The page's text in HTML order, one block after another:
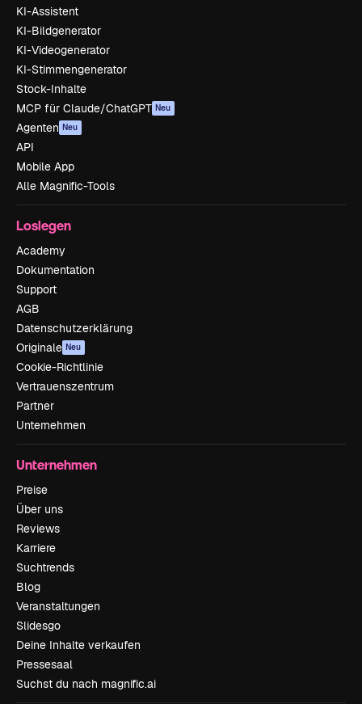
KI-Assistent
KI-Bildgenerator
KI-Videogenerator
KI-Stimmengenerator
Stock-Inhalte
MCP für Claude/ChatGPT Neu
Agenten Neu
API
Mobile App
Alle Magnific-Tools
Loslegen
Academy
Dokumentation
Support
AGB
Datenschutzerklärung
Originale Neu
Cookie-Richtlinie
Vertrauenszentrum
Partner
Unternehmen
Unternehmen
Preise
Über uns
Reviews
Karriere
Suchtrends
Blog
Veranstaltungen
Slidesgo
Deine Inhalte verkaufen
Pressesaal
Suchst du nach magnific.ai